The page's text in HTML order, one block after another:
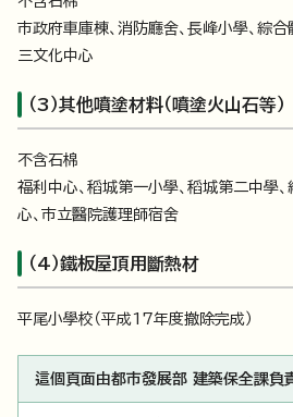
市政府車庫棟、消防廳舍、長峰小學、綜
三文化中心
（3）其他噴塗材料（噴塗火山石等）
不含石棉
福利中心、稻城第一小學、稻城第二中學
心、市立醫院護理師宿舍
（4）鐵板屋頂用斷熱材
平尾小學校（平成17年度撤除完成）
這個頁面由都市發展部 建築保全課負